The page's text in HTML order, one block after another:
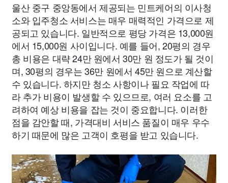
울산 중구 중앙동에서 제공되는 민트케어의 이사청
소와 입주청소 서비스는 매우 매력적인 가격으로 제
공되고 있습니다. 일반적으로 평당 가격은 13,000원
에서 15,000원 사이입니다. 예를 들어, 20평의 경우
총 비용은 대략 24만 원에서 30만 원 정도가 될 것이
며, 30평의 경우는 36만 원에서 45만 원으로 계산할
수 있습니다. 하지만 청소 사항이나 필요 작업에 따
라 추가 비용이 발생할 수 있으므로, 여러 요소를 고
려하여 예상 비용을 잡는 것이 중요합니다. 이러한
점을 감안할 때, 가격대비 서비스 품질이 매우 우수
하기 때문에 많은 고객이 호평을 받고 있습니다.